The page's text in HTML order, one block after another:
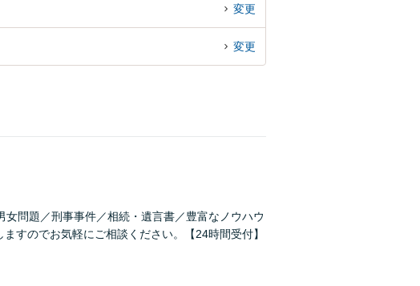
変更
変更
問題／刑事事件／相続・遺言書／豊富なノウハウ
すのでお気軽にご相談ください。【24時間受付】